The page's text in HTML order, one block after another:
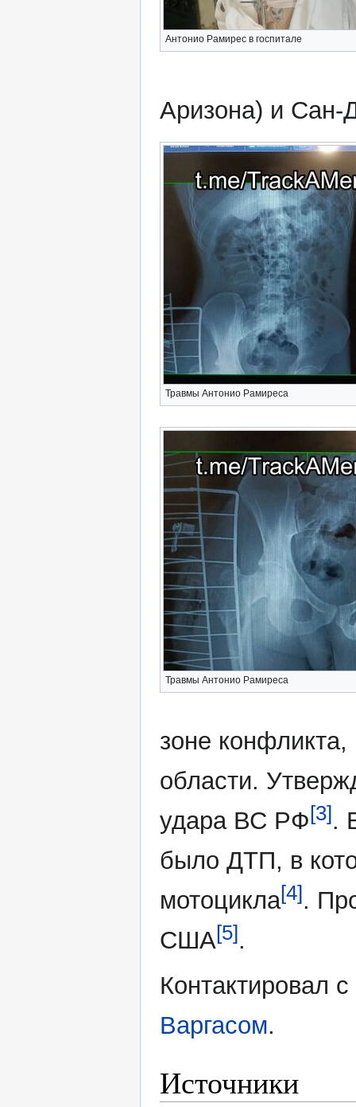
Антонио Рамирес в госпитале
Аризона) и Сан-
Травмы Антонио Рамиреса
Травмы Антонио Рамиреса
зоне
области.
удара ВС РФ[3].
было ДТП, в
мотоцикла[4].
США[5].
Контактировал
Варгасом.
Источники